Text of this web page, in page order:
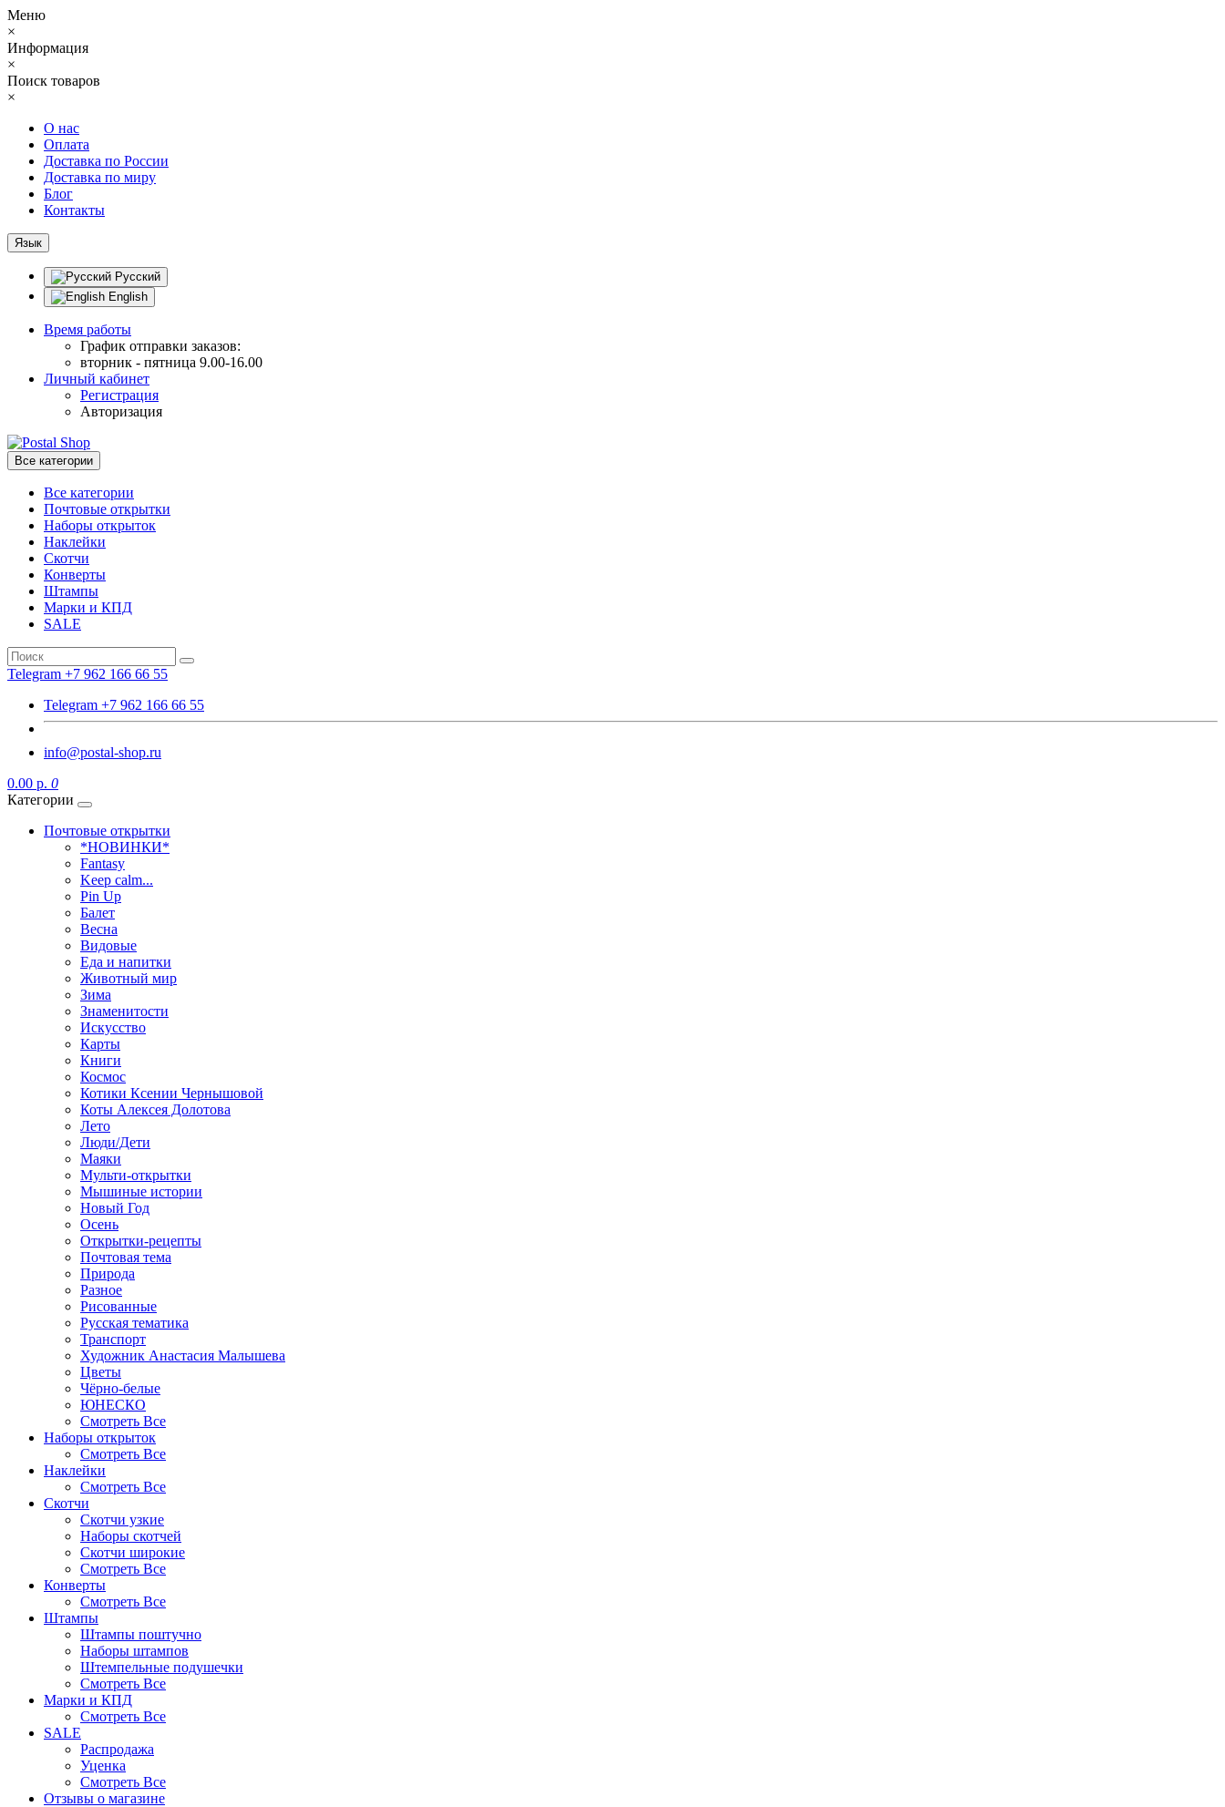
Меню
×
Информация
×
Поиск товаров
×
О нас
Оплата
Доставка по России
Доставка по миру
Блог
Контакты
Язык
Русский
English
Время работы
График отправки заказов:
вторник - пятница 9.00-16.00
Личный кабинет
Регистрация
Авторизация
Все категории
Все категории
Почтовые открытки
Наборы открыток
Наклейки
Скотчи
Конверты
Штампы
Марки и КПД
SALE
Telegram +7 962 166 66 55
Telegram +7 962 166 66 55
info@postal-shop.ru
0.00 р. 0
Категории
Почтовые открытки
*НОВИНКИ*
Fantasy
Keep calm...
Pin Up
Балет
Весна
Видовые
Еда и напитки
Животный мир
Зима
Знаменитости
Искусство
Карты
Книги
Космос
Котики Ксении Чернышовой
Коты Алексея Долотова
Лето
Люди/Дети
Маяки
Мульти-открытки
Мышиные истории
Новый Год
Осень
Открытки-рецепты
Почтовая тема
Природа
Разное
Рисованные
Русская тематика
Транспорт
Художник Анастасия Малышева
Цветы
Чёрно-белые
ЮНЕСКО
Смотреть Все
Наборы открыток
Смотреть Все
Наклейки
Смотреть Все
Скотчи
Скотчи узкие
Наборы скотчей
Скотчи широкие
Смотреть Все
Конверты
Смотреть Все
Штампы
Штампы поштучно
Наборы штампов
Штемпельные подушечки
Смотреть Все
Марки и КПД
Смотреть Все
SALE
Распродажа
Уценка
Смотреть Все
Отзывы о магазине